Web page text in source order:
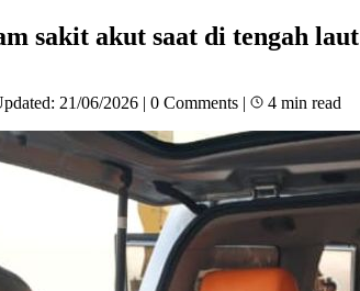
sakit akut saat di tengah laut
21/06/2026 | 0 Comments | 4 min read